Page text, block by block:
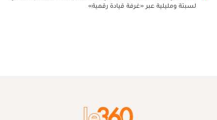
لسبتة ومليلية عبر «غرفة قيادة رقمية»